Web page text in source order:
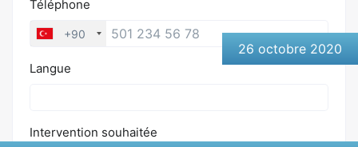
26 octobre 2020